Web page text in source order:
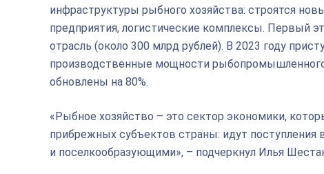
инфраструктуры рыбного хозяйства: строятся
предприятия, логистические комплексы. Первый
отрасль (около 300 млрд рублей). В 2023 году
производственные мощности
обновлены на 80%.
«Рыбное хозяйство – это сектор экономики,
прибрежных субъектов страны: идут
и поселкообразующими», – подчеркнул Илья